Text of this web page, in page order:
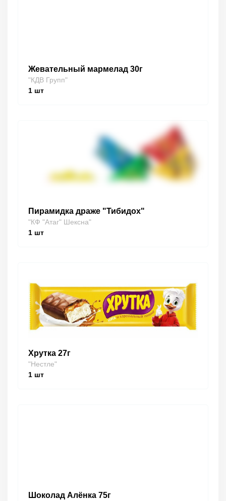
Жевательный мармелад 30г
"КДВ Групп"
1 шт
Пирамидка драже "Тибидох"
"КФ "Атаг" Шексна"
1 шт
Хрутка 27г
"Нестле"
1 шт
Шоколад Алёнка 75г